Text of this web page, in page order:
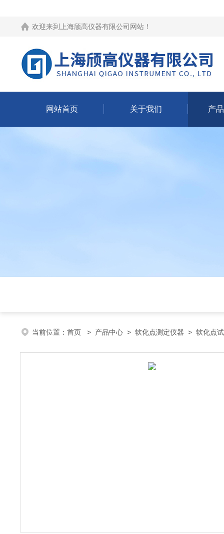
欢迎来到 上海颀高仪器有限公司网站 ！
网站首页 关于我们 产
当前位置： 首页 > 产品中心 > 软化点测定仪器 > 软化点